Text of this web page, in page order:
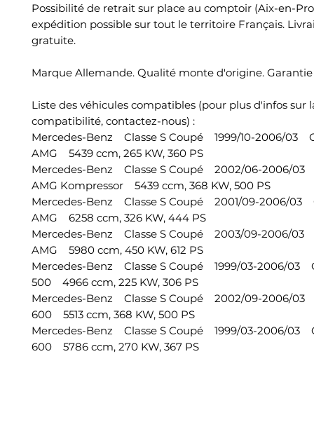
Possibilité de retrait sur place au comptoir (Aix-en-
expédition possible sur tout le territoire Français.
gratuite.
Marque Allemande. Qualité monte d'origine. Garantie
Liste des véhicules compatibles (pour plus d'infos sur
compatibilité, contactez-nous) :
Mercedes-Benz Classe S Coupé 1999/10-2006/03
AMG 5439 ccm, 265 KW, 360 PS
Mercedes-Benz Classe S Coupé 2002/06-2006/03
AMG Kompressor 5439 ccm, 368 KW, 500 PS
Mercedes-Benz Classe S Coupé 2001/09-2006/03
AMG 6258 ccm, 326 KW, 444 PS
Mercedes-Benz Classe S Coupé 2003/09-2006/03
AMG 5980 ccm, 450 KW, 612 PS
Mercedes-Benz Classe S Coupé 1999/03-2006/03
500 4966 ccm, 225 KW, 306 PS
Mercedes-Benz Classe S Coupé 2002/09-2006/
600 5513 ccm, 368 KW, 500 PS
Mercedes-Benz Classe S Coupé 1999/03-2006/03
600 5786 ccm, 270 KW, 367 PS